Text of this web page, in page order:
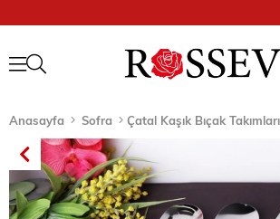
Anasayfa Sofra Çatal Kaşık Bıçak